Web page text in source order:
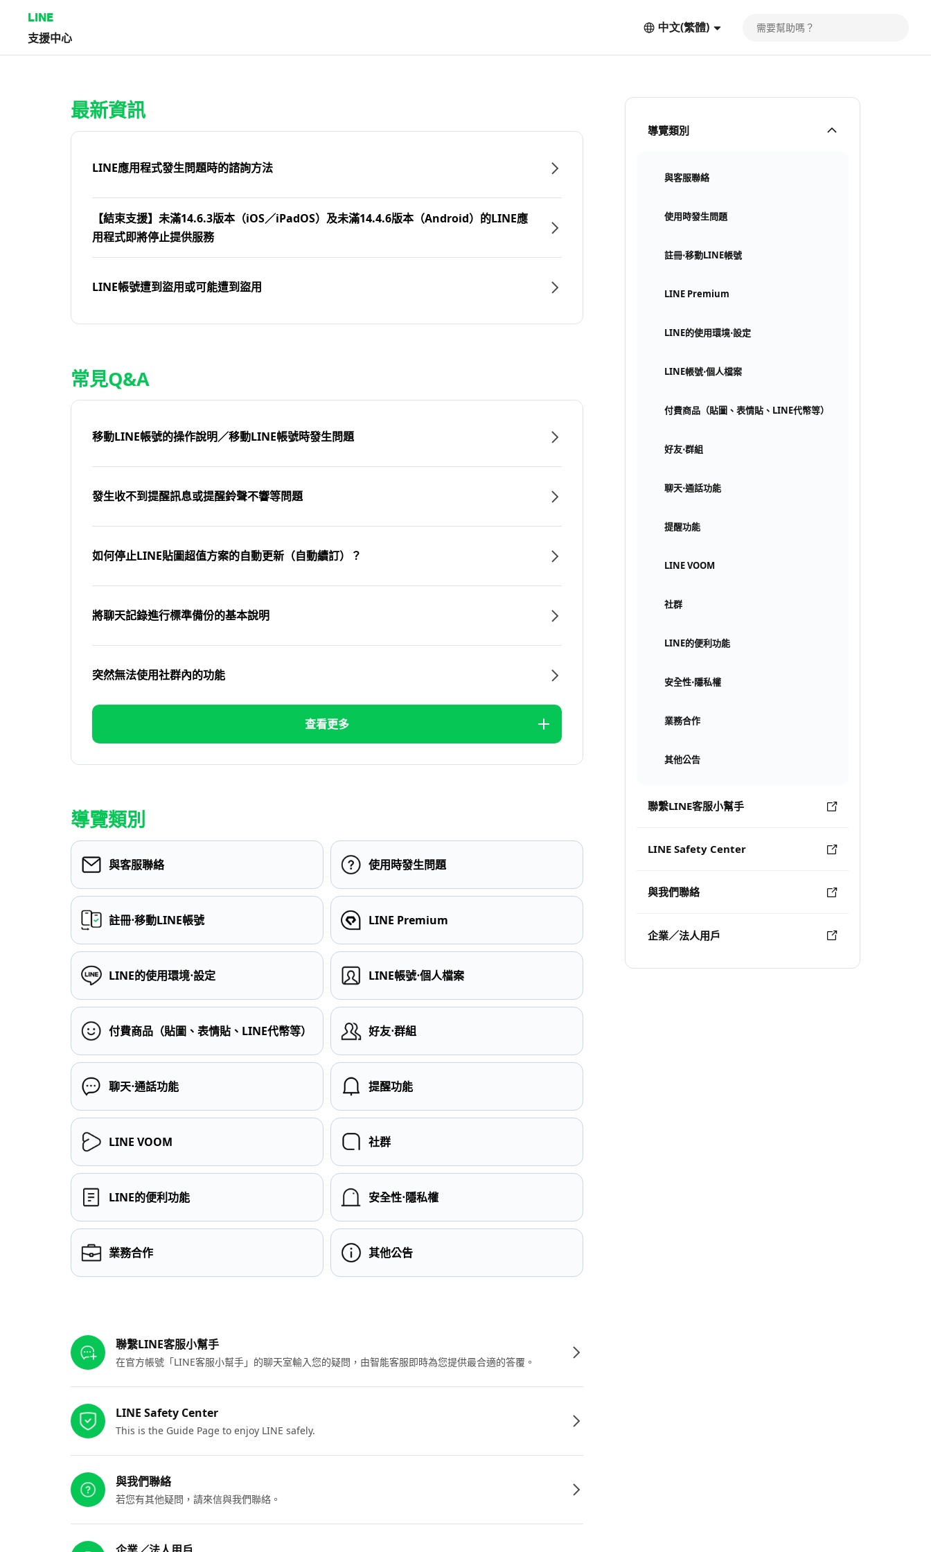
LINE
支援中心
中文(繁體)
導覽類別
與客服聯絡
使用時發生問題
註冊⋅移動LINE帳號
LINE Premium
LINE的使用環境⋅設定
LINE帳號⋅個人檔案
付費商品（貼圖、表情貼、LINE代幣等）
好友⋅群組
聊天⋅通話功能
提醒功能
LINE VOOM
社群
LINE的便利功能
安全性⋅隱私權
業務合作
其他公告
聯繫LINE客服小幫手
LINE Safety Center
與我們聯絡
企業／法人用戶
最新資訊
LINE應用程式發生問題時的諮詢方法
【結束支援】未滿14.6.3版本（iOS／iPadOS）及未滿14.4.6版本（Android）的LINE應
用程式即將停止提供服務
LINE帳號遭到盜用或可能遭到盜用
常見Q&A
移動LINE帳號的操作說明／移動LINE帳號時發生問題
發生收不到提醒訊息或提醒鈴聲不響等問題
如何停止LINE貼圖超值方案的自動更新（自動續訂）？
將聊天記錄進行標準備份的基本說明
突然無法使用社群內的功能
查看更多
導覽類別
與客服聯絡 使用時發生問題
註冊⋅移動LINE帳號 LINE Premium
LINE的使用環境⋅設定 LINE帳號⋅個人檔案
付費商品（貼圖、表情貼、LINE代幣等） 好友⋅群組
聊天⋅通話功能 提醒功能
LINE VOOM 社群
LINE的便利功能 安全性⋅隱私權
業務合作 其他公告
聯繫LINE客服小幫手
在官方帳號「LINE客服小幫手」的聊天室輸入您的疑問，由智能客服即時為您提供最合適的答覆。
LINE Safety Center
This is the Guide Page to enjoy LINE safely.
與我們聯絡
若您有其他疑問，請來信與我們聯絡。